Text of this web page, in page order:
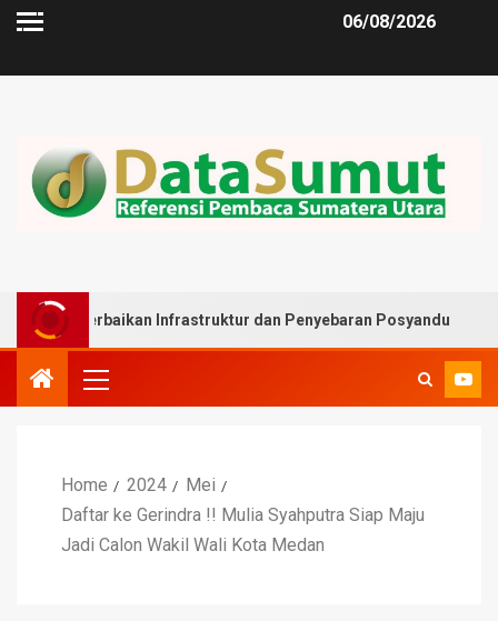
06/08/2026
Infrastruktur dan Penyebaran Posyandu
Home 2024
Mei
Daftar ke Gerindra !! Mulia Syahputra Siap Maju
Jadi Calon Wakil Wali Kota Medan